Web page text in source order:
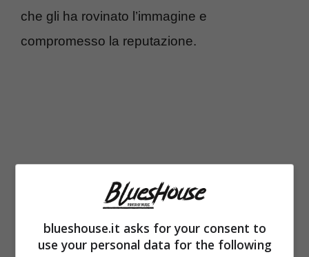
che gli ha rovinato l’immagine e
compromesso la reputazione.
blueshouse.it asks for your consent to
use your personal data for the following